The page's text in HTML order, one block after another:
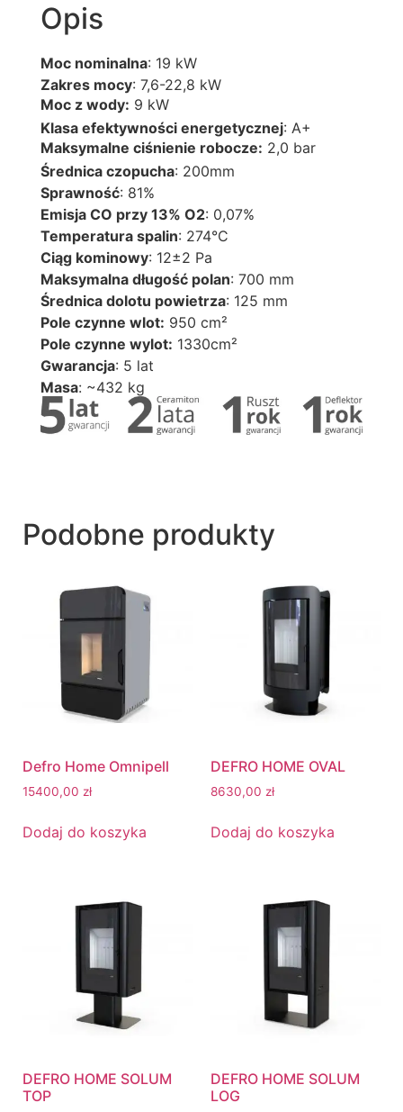
Opis
Moc nominalna: 19 kW
Zakres mocy: 7,6-22,8 kW
Moc z wody: 9 kW
Klasa efektywności energetycznej: A+
Maksymalne ciśnienie robocze: 2,0 bar
Średnica czopucha: 200mm
Sprawność: 81%
Emisja CO przy 13% O2: 0,07%
Temperatura spalin: 274°C
Ciąg kominowy: 12±2 Pa
Maksymalna długość polan: 700 mm
Średnica dolotu powietrza: 125 mm
Pole czynne wlot: 950 cm²
Pole czynne wylot: 1330cm²
Gwarancja: 5 lat
Masa: ~432 kg
Podobne produkty
Defro Home Omnipell
15400,00 zł
Dodaj do koszyka
DEFRO HOME OVAL
8630,00 zł
Dodaj do koszyka
DEFRO HOME SOLUM
TOP
DEFRO HOME SOLUM
LOG